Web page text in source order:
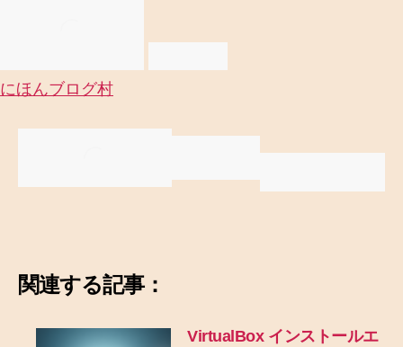
にほんブログ村
関連する記事：
VirtualBox インストールエ